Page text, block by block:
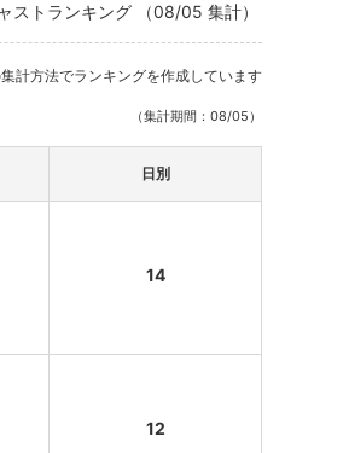
ストランキング （08/05 集計）
計方法でランキングを作成しています
（集計期間：08/05）
日別
14
12